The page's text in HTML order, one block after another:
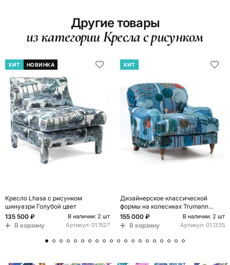
Другие товары
из категории Кресла с рисунком
ХИТ НОВИНКА
Кресло Lhasa с рисунком
шинуазри Голубой цвет
135 500 ₽
В наличии: 2 шт
В корзину Артикул: 01.1527
ХИТ
Дизайнерское классической
формы на колесиках Trumann
Armchair
155 000 ₽ В наличии: 2 шт
В корзину Артикул: 01.1335